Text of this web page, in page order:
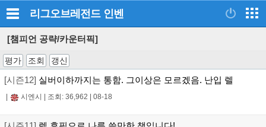
리그오브레전드 인벤
[챔피언 공략/카운터픽]
평가 조회 갱신
[시즌12] 실버이하까지는 통함. 그이상은 모르겠음. 난입 렐
시엔시 조회: 36,962 08-18